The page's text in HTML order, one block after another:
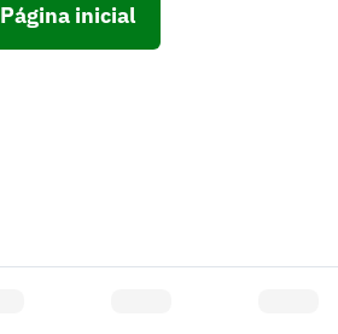
Página inicial